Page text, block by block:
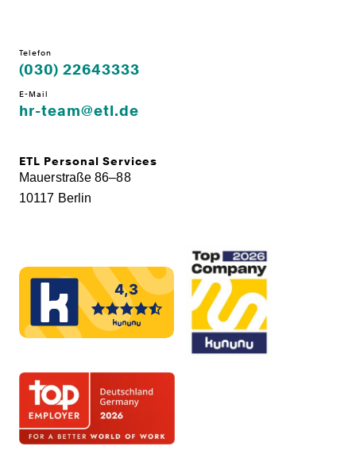
Telefon
(030) 22643333
E-Mail
hr-team@etl.de
ETL Personal Services
Mauerstraße 86–88
10117 Berlin